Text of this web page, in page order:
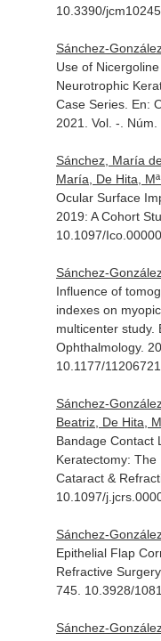
10.3390/
Sánchez-
Use of
Neurotrophic
Case Series. En:
2021. Vol. -.
Sánchez, María
María, De Hita,
Ocular Surface
2019: A Cohort
10.1097/
Sánchez-
Influence of
indexes on
multicenter study.
Ophthalmology.
10.1177/
Sánchez-
Beatriz, De Hita,
Bandage Contact
Keratectomy: The
Cataract &
10.1097/
Sánchez-
Epithelial Flap
Refractive Surgery
745. 10.3928/
Sánchez-